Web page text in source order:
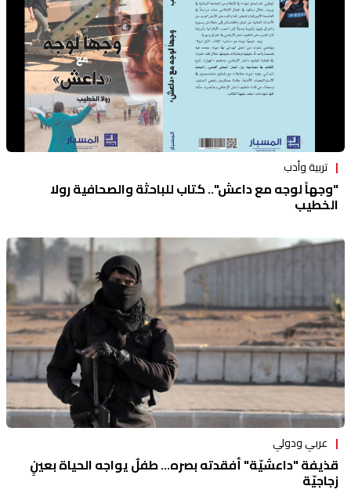
تربية وأدب
"وجهاً لوجه مع داعش".. كتاب للباحثة والصحافية رولا
الخطيب
عربي ودولي
قذيفة "داعشيّة" أفقدته بصره… طفلٌ يواجه الحياة بعينٍ
زجاجيّة